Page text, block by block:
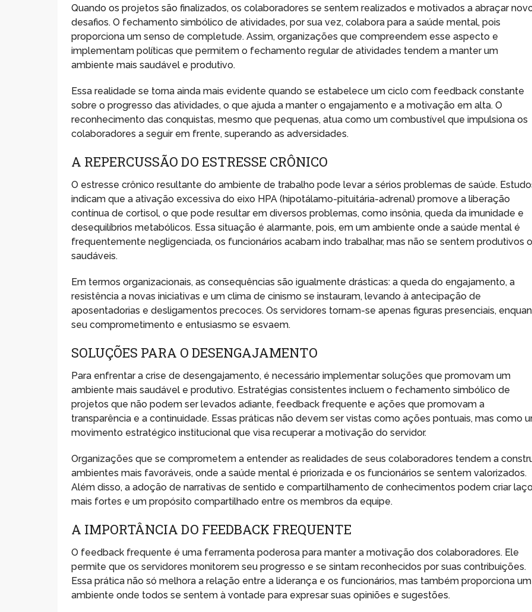
Quando os projetos são finalizados, os colaboradores se sentem realizados e motivados a abraçar
desafios. O fechamento simbólico de atividades, por sua vez, colabora para a saúde mental, pois
proporciona um senso de completude. Assim, organizações que compreendem esse aspecto e
implementam políticas que permitem o fechamento regular de atividades tendem a manter um
ambiente mais saudável e produtivo.
Essa realidade se torna ainda mais evidente quando se estabelece um ciclo com feedback constante
sobre o progresso das atividades, o que ajuda a manter o engajamento e a motivação em alta. O
reconhecimento das conquistas, mesmo que pequenas, atua como um combustível que impulsiona os
colaboradores a seguir em frente, superando as adversidades.
A REPERCUSSÃO DO ESTRESSE CRÔNICO
O estresse crônico resultante do ambiente de trabalho pode levar a sérios problemas de saúde.
indicam que a ativação excessiva do eixo HPA (hipotálamo-pituitária-adrenal) promove a liberação
contínua de cortisol, o que pode resultar em diversos problemas, como insônia, queda da imunidade e
desequilíbrios metabólicos. Essa situação é alarmante, pois, em um ambiente onde a saúde mental é
frequentemente negligenciada, os funcionários acabam indo trabalhar, mas não se sentem produtivos
saudáveis.
Em termos organizacionais, as consequências são igualmente drásticas: a queda do engajamento, a
resistência a novas iniciativas e um clima de cinismo se instauram, levando à antecipação de
aposentadorias e desligamentos precoces. Os servidores tornam-se apenas figuras presenciais,
seu comprometimento e entusiasmo se esvaem.
SOLUÇÕES PARA O DESENGAJAMENTO
Para enfrentar a crise de desengajamento, é necessário implementar soluções que promovam um
ambiente mais saudável e produtivo. Estratégias consistentes incluem o fechamento simbólico de
projetos que não podem ser levados adiante, feedback frequente e ações que promovam a
transparência e a continuidade. Essas práticas não devem ser vistas como ações pontuais, mas como
movimento estratégico institucional que visa recuperar a motivação do servidor.
Organizações que se comprometem a entender as realidades de seus colaboradores tendem a
ambientes mais favoráveis, onde a saúde mental é priorizada e os funcionários se sentem valorizados.
Além disso, a adoção de narrativas de sentido e compartilhamento de conhecimentos podem criar
mais fortes e um propósito compartilhado entre os membros da equipe.
A IMPORTÂNCIA DO FEEDBACK FREQUENTE
O feedback frequente é uma ferramenta poderosa para manter a motivação dos colaboradores. Ele
permite que os servidores monitorem seu progresso e se sintam reconhecidos por suas contribuições.
Essa prática não só melhora a relação entre a liderança e os funcionários, mas também proporciona um
ambiente onde todos se sentem à vontade para expresar suas opiniões e sugestões.